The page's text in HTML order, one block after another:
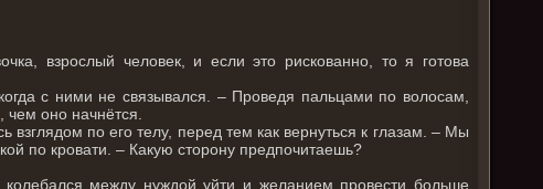
взрослый человек, и если это рискованно, то я готова
с ними не связывался. – Проведя пальцами по волосам,
чем оно начнётся.
по его телу, перед тем как вернуться к глазам. – Мы
по кровати. – Какую сторону предпочитаешь?
между нуждой уйти и желанием провести больше